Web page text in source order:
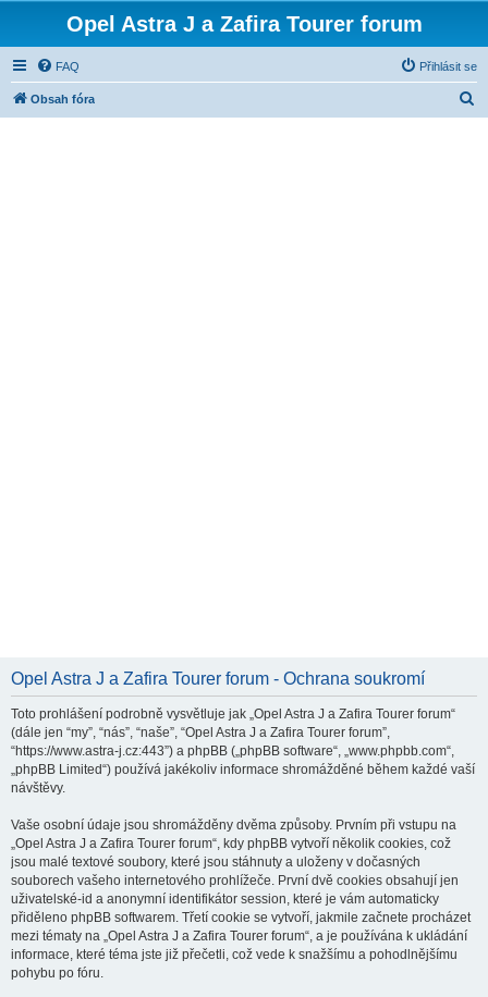
Opel Astra J a Zafira Tourer forum
FAQ Přihlásit se
Obsah fóra
Opel Astra J a Zafira Tourer forum - Ochrana soukromí
Toto prohlášení podrobně vysvětluje jak „Opel Astra J a Zafira Tourer forum“
(dále jen “my”, “nás”, “naše”, “Opel Astra J a Zafira Tourer forum”,
“https://www.astra-j.cz:443”) a phpBB („phpBB software“, „www.phpbb.com“,
„phpBB Limited“) používá jakékoliv informace shromážděné během každé vaší
návštěvy.
Vaše osobní údaje jsou shromážděny dvěma způsoby. Prvním při vstupu na
„Opel Astra J a Zafira Tourer forum“, kdy phpBB vytvoří několik cookies, což
jsou malé textové soubory, které jsou stáhnuty a uloženy v dočasných
souborech vašeho internetového prohlížeče. První dvě cookies obsahují jen
uživatelské-id a anonymní identifikátor session, které je vám automaticky
přiděleno phpBB softwarem. Třetí cookie se vytvoří, jakmile začnete procházet
mezi tématy na „Opel Astra J a Zafira Tourer forum“, a je používána k ukládání
informace, které téma jste již přečetli, což vede k snažšímu a pohodlnějšímu
pohybu po fóru.